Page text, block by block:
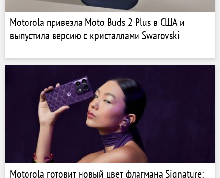
Motorola привезла Moto Buds 2 Plus в США и
выпустила версию с кристаллами Swarovski
Motorola готовит новый цвет флагмана Signature: